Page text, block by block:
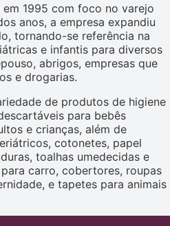
1995 com foco no varejo
anos, a empresa expandiu
tornando-se referência na
e infantis para diversos
abrigos, empresas que
e drogarias.
de produtos de higiene
para bebês
e crianças, além de
cotonetes, papel
toalhas umedecidas e
carro, cobertores, roupas
e tapetes para animais